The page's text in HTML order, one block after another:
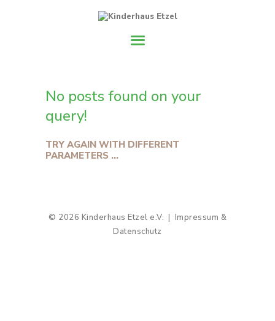
Unsere Gruppen
Stellenangebote
No posts found on your
query!
TRY AGAIN WITH DIFFERENT
PARAMETERS ...
© 2026 Kinderhaus Etzel e.V. | Impressum &
Datenschutz